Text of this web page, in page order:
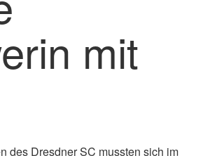
mit
des Dresdner SC mussten sich im